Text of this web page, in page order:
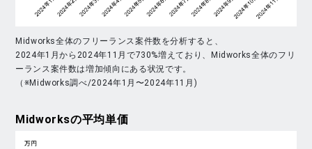
Midworks全体のフリーランス案件数を分析すると、
2024年1月から2024年11月で730%増えており、Midworks全体のフリ
ーランス案件数は増加傾向にある状況です。
（※Midworks調べ/2024年1月〜2024年11月)
Midworksの平均単価